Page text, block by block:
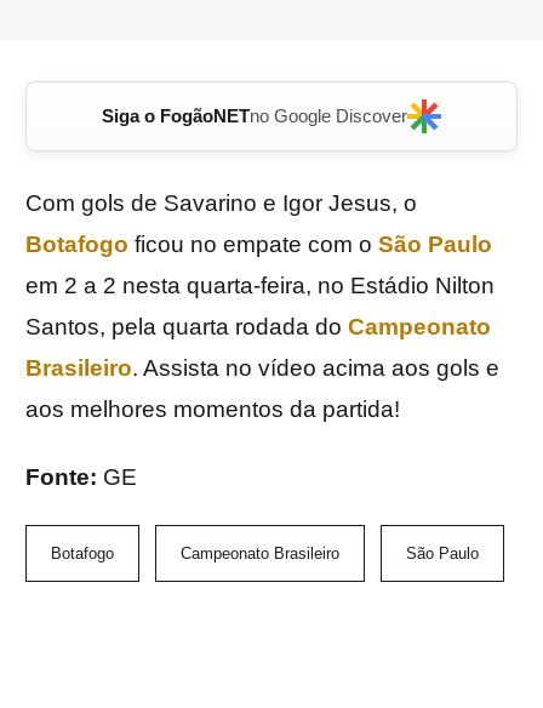
Siga o FogãoNETno Google Discover
Com gols de Savarino e Igor Jesus, o
Botafogo ficou no empate com o São Paulo
em 2 a 2 nesta quarta-feira, no Estádio Nilton
Santos, pela quarta rodada do Campeonato
Brasileiro. Assista no vídeo acima aos gols e
aos melhores momentos da partida!
Fonte: GE
Botafogo Campeonato Brasileiro São Paulo